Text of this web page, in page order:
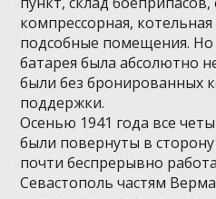
компрессорная,
подсобные помещения. Но
батарея была абсолютно
были без бронированных
поддержки.
Осенью 1941 года все
были повернуты в
почти беспрерывно
Севастополь частям